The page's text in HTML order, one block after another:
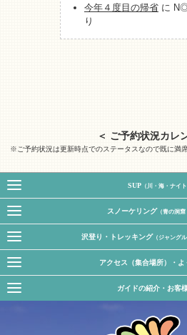
今年４度目の帰省 に
り
＜ ご予約状況カレ
※ご予約状況は更新時点でのステータスなので既に満
SUP（川・海・ナイト
スノーケリング （青の洞窟
沢登り・トレッキング （ジャング
アクセス（集合場所）・よ
ガイドの紹介・お客